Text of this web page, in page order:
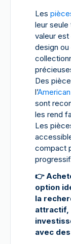
Les
leur
valeur est
design
Des
l’
sont
les rend
Les
compact
👉
option
la
attractif,
avec